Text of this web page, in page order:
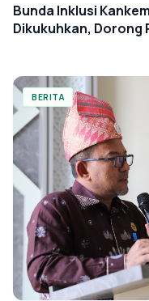
Bunda Inklusi
Dikukuhkan, Dorong
BERITA